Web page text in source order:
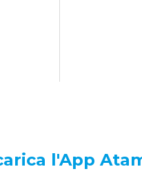
l'App